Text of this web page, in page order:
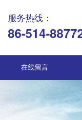
服务热线：
86-514-
在线留言